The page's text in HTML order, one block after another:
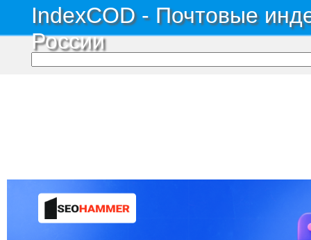
IndexCOD - Почтовые
России